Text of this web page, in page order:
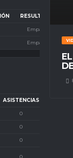
RESULTADO
Empate
Empate
ASISTENCIAS
0
0
0
0